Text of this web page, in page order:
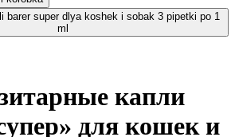
капли
для кошек и